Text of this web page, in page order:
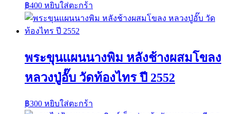
฿400 หยิบใส่ตะกร้า
พระขุนแผนนางพิม หลังช้างผสมโขลง
หลวงปู่อั๊บ วัดท้องไทร ปี 2552
฿300 หยิบใส่ตะกร้า